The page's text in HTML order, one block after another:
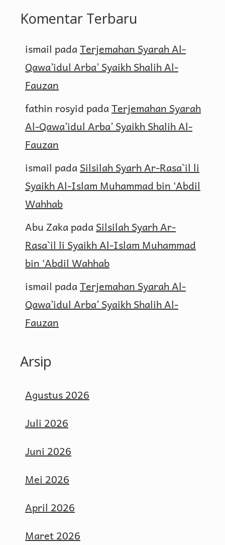
Komentar Terbaru
ismail padaTerjemahan Syarah Al-
Qawa’idul Arba’ Syaikh Shalih Al-
Fauzan
fathin rosyid padaTerjemahan Syarah
Al-Qawa’idul Arba’ Syaikh Shalih Al-
Fauzan
ismail padaSilsilah Syarh Ar-Rasa`il li
Syaikh Al-Islam Muhammad bin ‘Abdil
Wahhab
Abu ZakapadaSilsilah Syarh Ar-
Rasa`il li Syaikh Al-Islam Muhammad
bin ‘Abdil Wahhab
ismail padaTerjemahan Syarah Al-
Qawa’idul Arba’ Syaikh Shalih Al-
Fauzan
Arsip
Agustus 2026
Juli 2026
Juni 2026
Mei 2026
April 2026
Maret 2026